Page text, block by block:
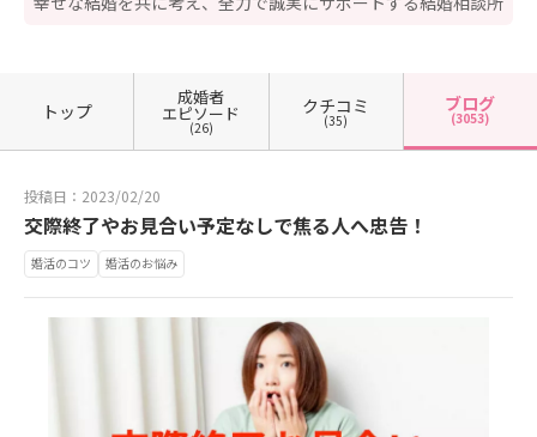
トップ
成婚者
エピソード
(26)
クチコミ
(35)
ブログ
(3053)
投稿日：2023/02/20
交際終了やお見合い予定なしで焦る人へ忠告！
婚活のコツ 婚活のお悩み